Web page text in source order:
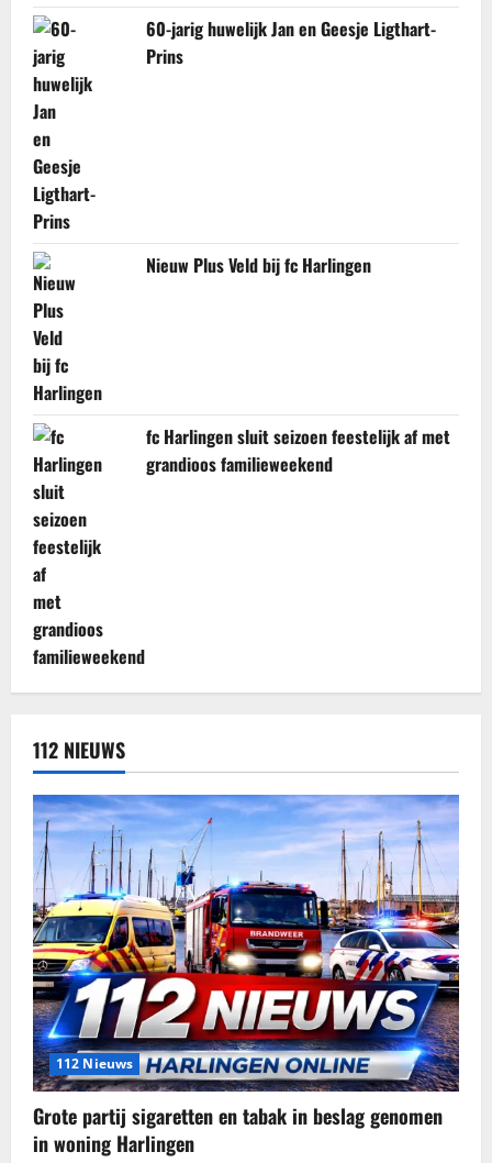
60-jarig huwelijk Jan en Geesje Ligthart-
Prins
Nieuw Plus Veld bij fc Harlingen
fc Harlingen sluit seizoen feestelijk af met
grandioos familieweekend
112 NIEUWS
112 Nieuws
Grote partij sigaretten en tabak in beslag genomen
in woning Harlingen